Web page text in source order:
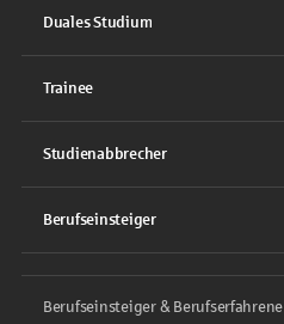
Duales Studium
Trainee
Studienabbrecher
Berufseinsteiger
Berufseinsteiger & Berufserfahrene